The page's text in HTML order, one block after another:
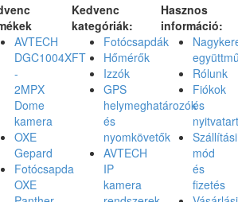
AVTECH
DGC1004XFT
-
2MPX
Dome
kamera
OXE
Gepard
Fotócsapda
OXE
Kedvenc
kategóriák:
Fotócsapdák
Hőmérők
Izzók
GPS
helymeghatározók
és
nyomkövetők
AVTECH
IP
kamera
Hasznos
információ:
Rólunk
Fiókok
és
Szállítási
mód
és
fizetés